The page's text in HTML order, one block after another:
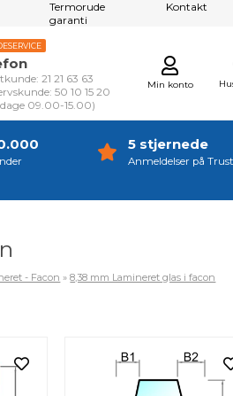
Termorude
garanti
Kontakt
Min konto
21 21 63 63
50 10 15 20
09.00-15.00)
5 stjernede
Anmeldelser på
- Facon »8,38 mm Lamineret glas i facon